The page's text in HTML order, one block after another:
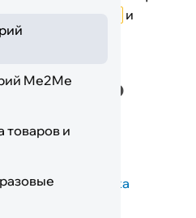
и ​
номер
«Получение списка
Me2Me
товаров и